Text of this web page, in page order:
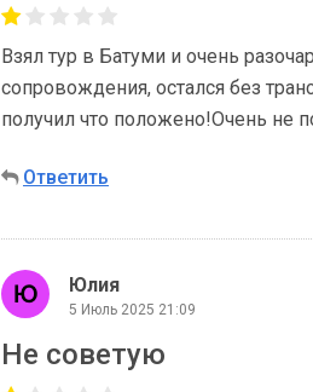
Взял тур в Батуми и очень
сопровождения, остался без
получил что положено!Очень не
Ответить
Юлия
5 Июль 2025 21:09
Не советую